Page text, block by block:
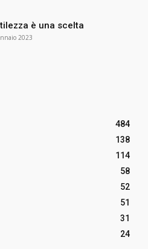
è una scelta
2023
484
138
114
58
52
51
31
24